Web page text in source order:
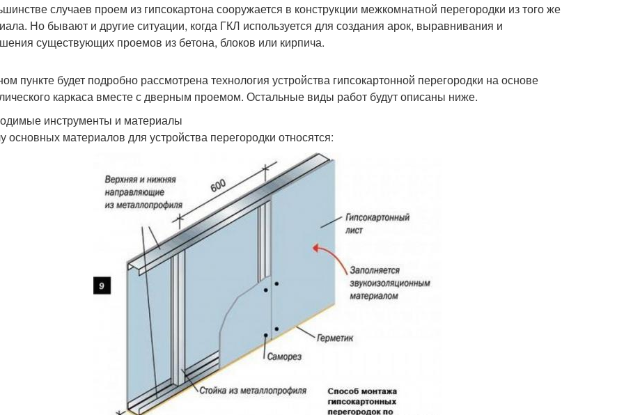
случаев проем из гипсокартона сооружается в конструкции межкомнатной перегородки из того же
Но бывают и другие ситуации, когда ГКЛ используется для создания арок, выравнивания и
существующих проемов из бетона, блоков или кирпича.
пункте будет подробно рассмотрена технология устройства гипсокартонной перегородки на основе
каркаса вместе с дверным проемом. Остальные виды работ будут описаны ниже.
инструменты и материалы
основных материалов для устройства перегородки относятся: